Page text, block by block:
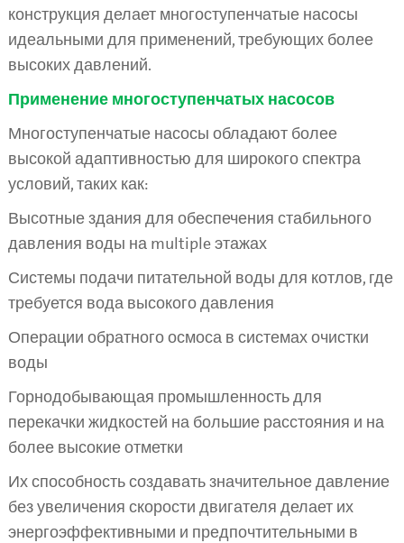
конструкция делает многоступенчатые насосы
идеальными для применений, требующих более
высоких давлений.
Применение многоступенчатых насосов
Многоступенчатые насосы обладают более
высокой адаптивностью для широкого спектра
условий, таких как:
Высотные здания для обеспечения стабильного
давления воды на multiple этажах
Системы подачи питательной воды для котлов, где
требуется вода высокого давления
Операции обратного осмоса в системах очистки
воды
Горнодобывающая промышленность для
перекачки жидкостей на большие расстояния и на
более высокие отметки
Их способность создавать значительное давление
без увеличения скорости двигателя делает их
энергоэффективными и предпочтительными в